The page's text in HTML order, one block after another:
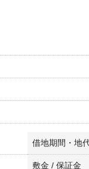
借地期間・地
敷金 / 保証金